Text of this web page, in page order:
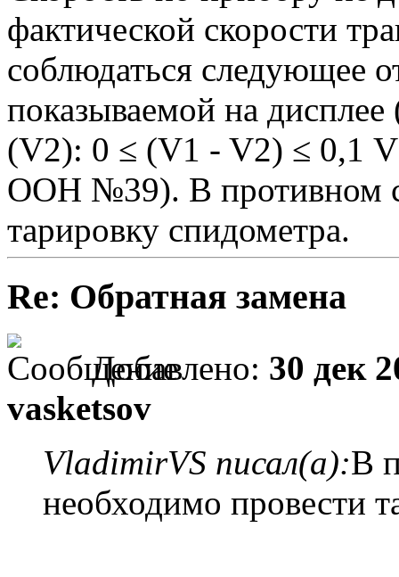
фактической скорости
соблюдаться следующее
показываемой на
(V2): 0 ≤ (V1 - V2) ≤ 0,1
ООН №39). В противном
тарировку спидометра.
Re: Обратная замена
Добавлено: 30 дек
vasketsov
VladimirVS писал(а):В
необходимо провести